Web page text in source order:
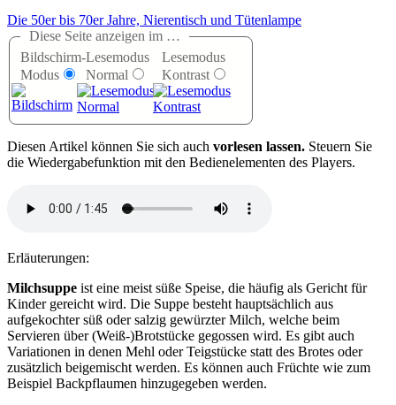
Die 50er bis 70er Jahre, Nierentisch und Tütenlampe
Diese Seite anzeigen im …
Bildschirm-
Modus
Lesemodus
Normal
Lesemodus
Kontrast
Diesen Artikel können Sie sich auch vorlesen lassen. Steuern Sie
die Wiedergabefunktion mit den Bedienelementen des Players.
Erläuterungen:
Milchsuppe ist eine meist süße Speise, die häufig als Gericht für
Kinder gereicht wird. Die Suppe besteht hauptsächlich aus
aufgekochter süß oder salzig gewürzter Milch, welche beim
Servieren über (Weiß-)Brotstücke gegossen wird. Es gibt auch
Variationen in denen Mehl oder Teigstücke statt des Brotes oder
zusätzlich beigemischt werden. Es können auch Früchte wie zum
Beispiel Backpflaumen hinzugegeben werden.